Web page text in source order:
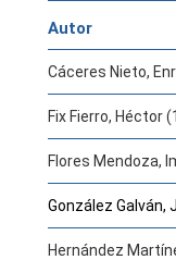
Autor
Cáceres Nieto,
Fix Fierro, Héctor
Flores Mendoza,
González Galván,
Hernández